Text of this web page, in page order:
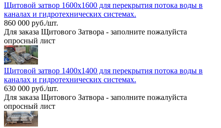
Щитовой затвор 1600х1600 для перекрытия потока воды в
каналах и гидротехнических системах.
860 000 руб./шт.
Для заказа Щитового Затвора - заполните пожалуйста
опросный лист
Щитовой затвор 1400х1400 для перекрытия потока воды в
каналах и гидротехнических системах.
630 000 руб./шт.
Для заказа Щитового Затвора - заполните пожалуйста
опросный лист